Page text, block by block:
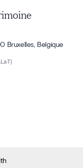
Bruxelles, Belgique